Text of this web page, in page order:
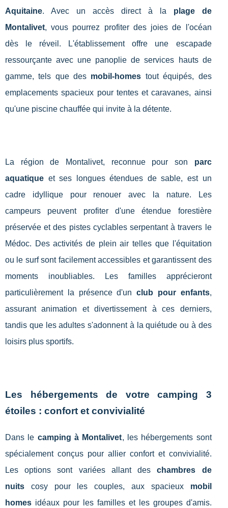
Aquitaine. Avec un accès direct à la plage de
Montalivet, vous pourrez profiter des joies de l'océan
dès le réveil. L'établissement offre une escapade
ressourçante avec une panoplie de services hauts de
gamme, tels que des mobil-homes tout équipés, des
emplacements spacieux pour tentes et caravanes, ainsi
qu'une piscine chauffée qui invite à la détente.
La région de Montalivet, reconnue pour son parc
aquatique et ses longues étendues de sable, est un
cadre idyllique pour renouer avec la nature. Les
campeurs peuvent profiter d'une étendue forestière
préservée et des pistes cyclables serpentant à travers le
Médoc. Des activités de plein air telles que l'équitation
ou le surf sont facilement accessibles et garantissent des
moments inoubliables. Les familles apprécieront
particulièrement la présence d'unclub pour enfants,
assurant animation et divertissement à ces derniers,
tandis que les adultes s'adonnent à la quiétude ou à des
loisirs plus sportifs.
Les hébergements de votre camping 3
étoiles : confort et convivialité
Dans le camping à Montalivet, les hébergements sont
spécialement conçus pour allier confort et convivialité.
Les options sont variées allant deschambres de
nuits cosy pour les couples, aux spacieux mobil
homes idéaux pour les familles et les groupes d'amis.